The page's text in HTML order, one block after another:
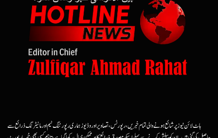
ہاٹ لائن نیوز پر شائع ہونے والی تمام خبریں، رپورٹس، تصاویر اور وڈیوز ہماری رپورٹنگ ٹیم اور مانیٹرنگ ذرائع سے